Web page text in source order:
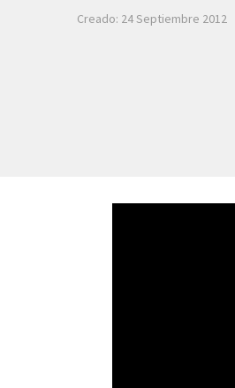
Creado: 24 Septiembre 2012